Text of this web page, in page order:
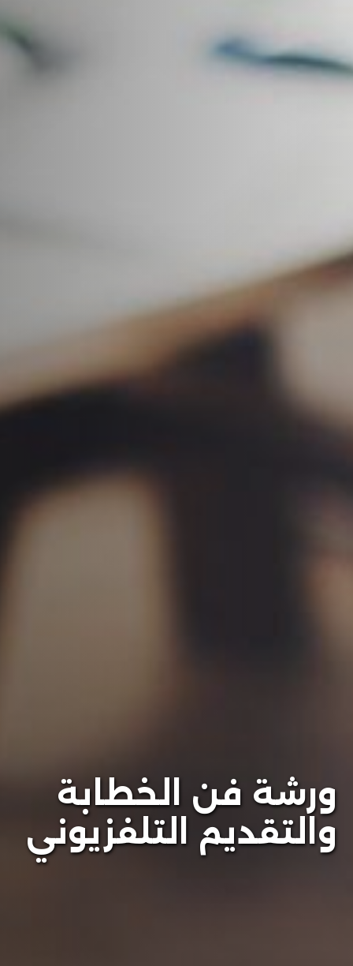
ورشة فن الخطابة
والتقديم التلفزيوني